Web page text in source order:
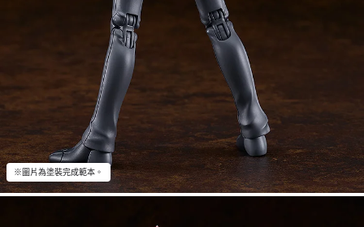
※圖片為塗裝完成範本。